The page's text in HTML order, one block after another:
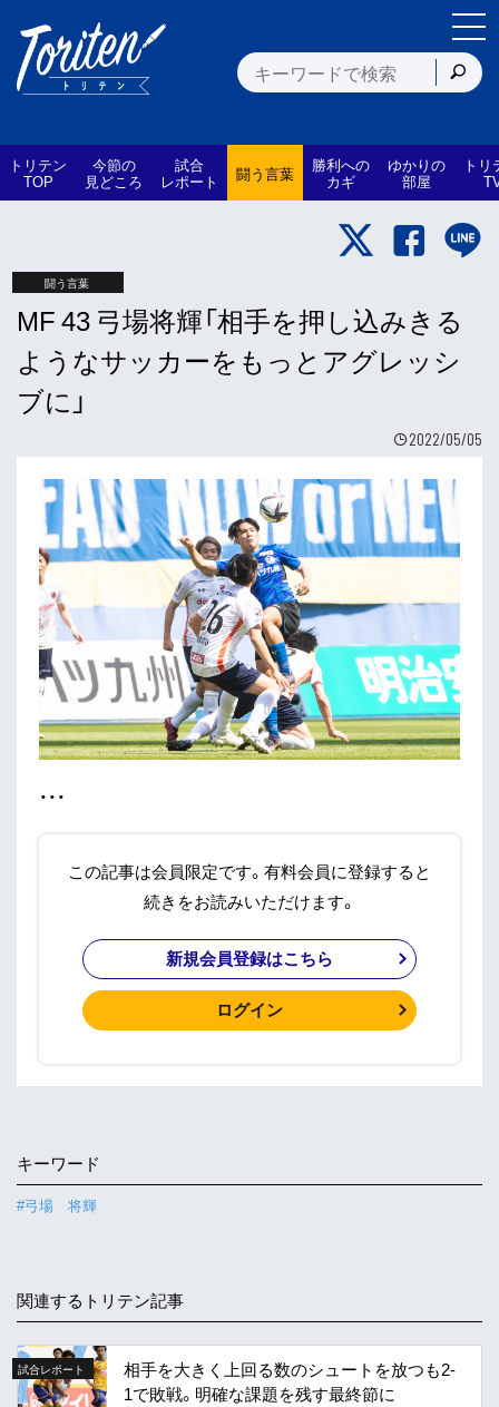
トリテン
TOP
今節の
見どころ
試合
レポート 闘う言葉 勝利への
カギ
ゆかりの
部屋
トリ
闘う言葉
MF 43 弓場将輝「相手を押し込みきる
ようなサッカーをもっとアグレッシ
ブに」
2022/05/05
・・・
この記事は会員限定です。有料会員に登録すると
続きをお読みいただけます。
新規会員登録はこちら
ログイン
キーワード
#弓場 将輝
関連するトリテン記事
試合レポート
相手を大きく上回る数のシュートを放つも2-
1で敗戦。明確な課題を残す最終節に